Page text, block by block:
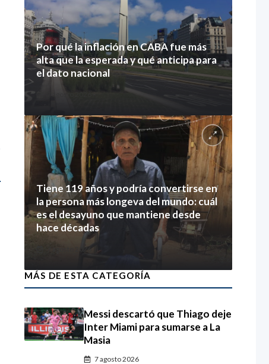
Por qué la inflación en CABA fue más
alta que la esperada y qué anticipa para
el dato nacional
Tiene 119 años y podría convertirse en
la persona más longeva del mundo: cuál
es el desayuno que mantiene desde
hace décadas
7 agosto 2026
MÁS DE ESTA CATEGORÍA
Messi descartó que Thiago deje
Inter Miami para sumarse a La
Masia
7 agosto 2026